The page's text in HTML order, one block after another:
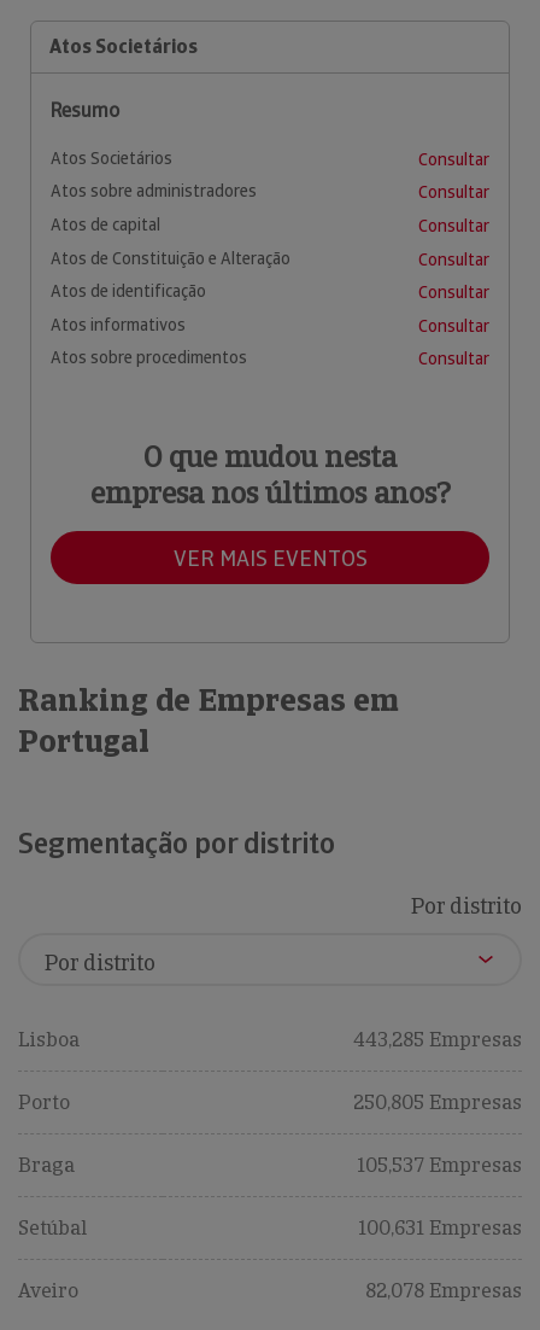
Atos Societários
Resumo
Atos Societários
Consultar
Atos sobre administradores
Consultar
Atos de capital
Consultar
Atos de Constituição e Alteração
Consultar
Atos de identificação
Consultar
Atos informativos
Consultar
Atos sobre procedimentos
Consultar
O que mudou nesta
empresa nos últimos anos?
VER MAIS EVENTOS
Ranking de Empresas em
Portugal
Segmentação por distrito
Por distrito
Lisboa 443,285 Empresas
Porto 250,805 Empresas
Braga 105,537 Empresas
Setúbal 100,631 Empresas
Aveiro 82,078 Empresas